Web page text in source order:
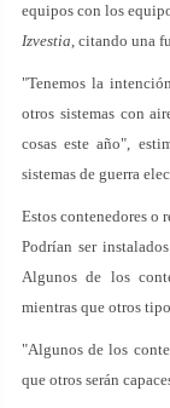
equipos con los
Izvestia, citando una
"Tenemos la
otros sistemas con
cosas este año",
sistemas de guerra
Estos contenedores o
Podrían ser
Algunos de los
mientras que otros
"Algunos de los
que otros serán